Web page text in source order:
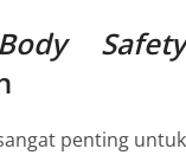
Safety
penting untuk